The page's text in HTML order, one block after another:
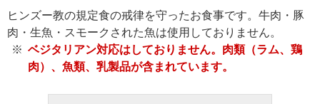
ヒンズー教の規定食の戒律を守ったお食事です。牛肉・豚
肉・生魚・スモークされた魚は使用しておりません。
ベジタリアン対応はしておりません。肉類（ラム、鶏
肉）、魚類、乳製品が含まれています。